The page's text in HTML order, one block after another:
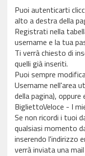
Puoi autenticarti
alto a destra della
Registrati nella
username e la tua
Ti verrà chiesto di
quelli già inseriti.
Puoi sempre
Username nell'area
della pagina),
BigliettoVeloce - I
Se non ricordi i tuoi
qualsiasi momento
inserendo l'indirizzo
verrà inviata una